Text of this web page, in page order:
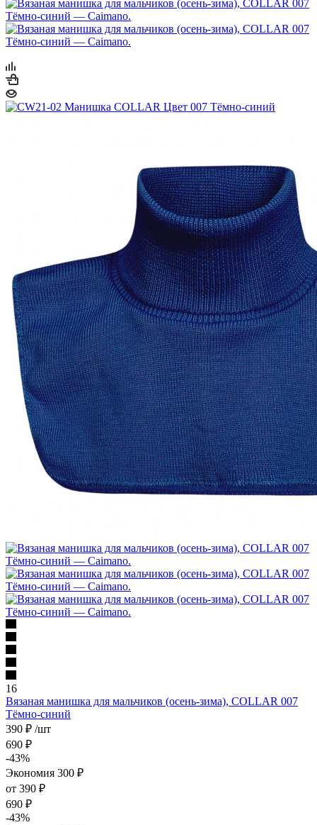
16
Вязаная манишка для мальчиков (осень-зима), COLLAR 007
Тёмно-синий
390 ₽ /шт
690 ₽
-43%
Экономия 300 ₽
от 390 ₽
690 ₽
-43%